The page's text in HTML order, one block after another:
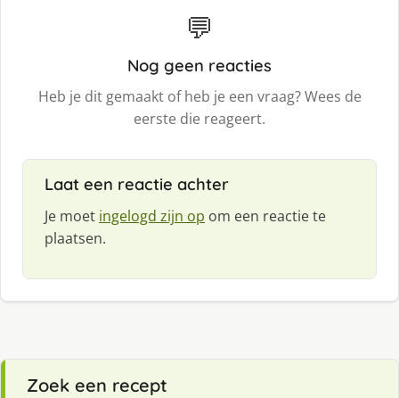
💬
Nog geen reacties
Heb je dit gemaakt of heb je een vraag? Wees de
eerste die reageert.
Laat een reactie achter
Je moet ingelogd zijn op om een reactie te
plaatsen.
Zoek een recept